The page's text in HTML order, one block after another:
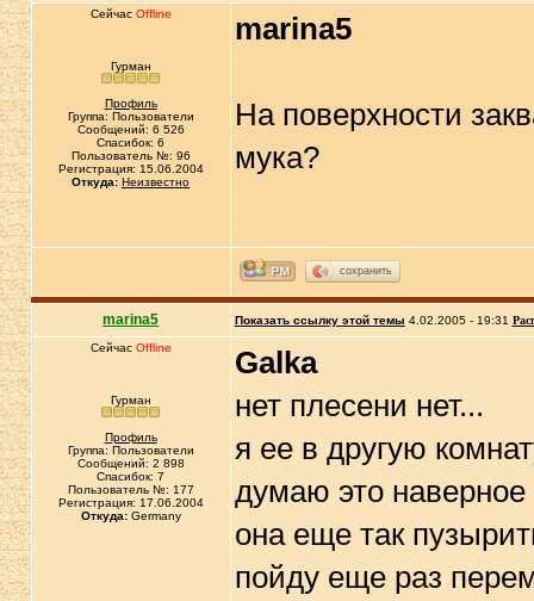
Сейчас Offline
Гурман
Профиль
Группа: Пользователи
Сообщений: 6 526
Спасибок: 6
Пользователь №: 96
Регистрация: 15.06.2004
Откуда: Неизвестно
marina5
На поверхности
мука?
сохранить
marina5 Показать ссылку этой темы 4.02.2005 - 19:31
Сейчас Offline
Гурман
Профиль
Группа: Пользователи
Сообщений: 2 898
Спасибок: 7
Пользователь №: 177
Регистрация: 17.06.2004
Откуда:Germany
Galka
нет плесени нет...
я ее в другую
думаю это наверное
она еще так
пойду еще раз